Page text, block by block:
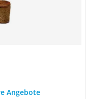
Angebote